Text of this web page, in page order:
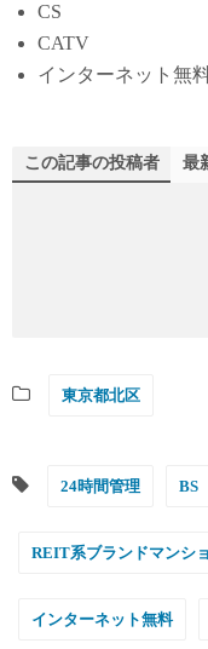
CS
CATV
インターネット無
この記事の投稿者 最
東京都北区
24時間管理 BS
REIT系ブランドマンシ
インターネット無料